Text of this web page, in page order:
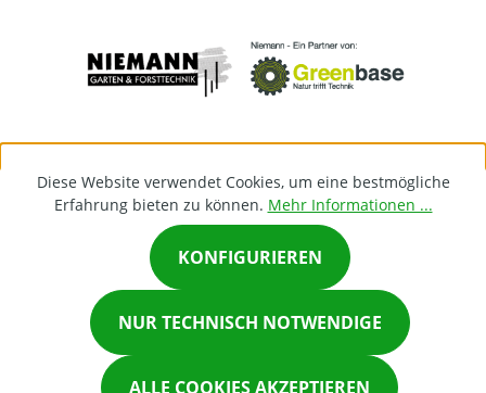
Chat on Whatsapp
×
Diese Website verwendet Cookies, um eine bestmögliche
Erfahrung bieten zu können. Mehr Informationen ...
NUR TECHNISCH NOTWENDIGE
KONFIGURIEREN
ALLE COOKIES AKZEPTIEREN